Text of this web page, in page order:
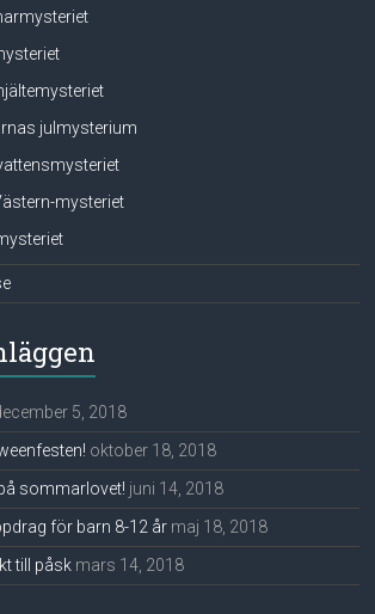
julmysterium
mysteriet
5, 2018
oktober 18, 2018
sommarlovet! juni 14, 2018
för barn 8-12 år maj 18, 2018
till påsk mars 14, 2018